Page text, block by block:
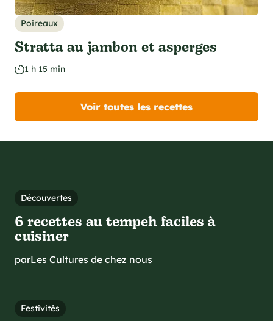
Poireaux
Stratta au jambon et asperges
1 h 15 min
Voir toutes les recettes
Découvertes
6 recettes au tempeh faciles à
cuisiner
parLes Cultures de chez nous
Festivités